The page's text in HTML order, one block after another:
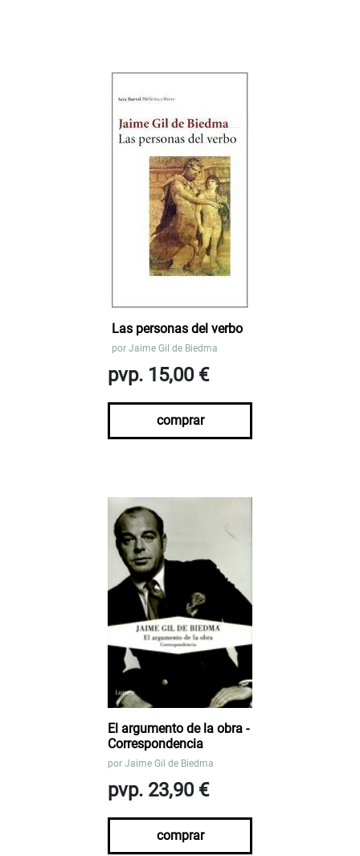
Las personas del verbo
por Jaime Gil de Biedma
pvp. 15,00 €
comprar
El argumento de la obra -
Correspondencia
por Jaime Gil de Biedma
pvp. 23,90 €
comprar